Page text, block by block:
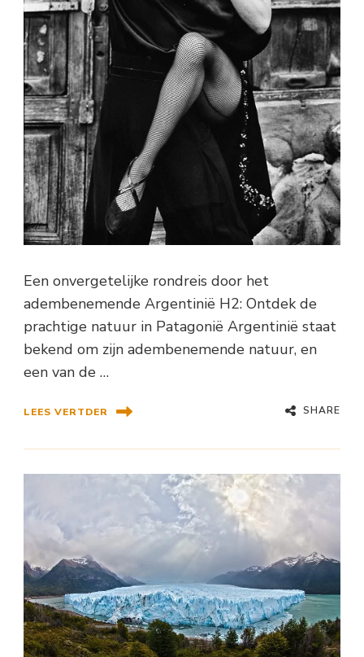
Een onvergetelijke rondreis door het
adembenemende Argentinië H2: Ontdek de
prachtige natuur in Patagonië Argentinië staat
bekend om zijn adembenemende natuur, en
een van de …
LEES VERTDER SHARE